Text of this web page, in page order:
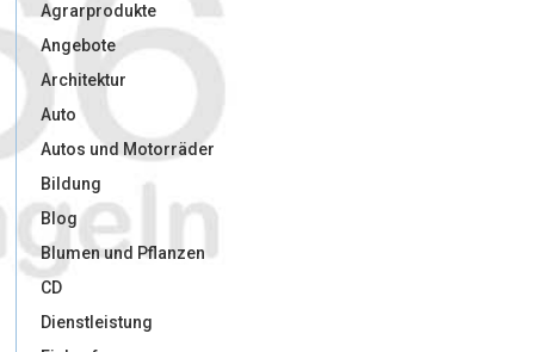
Agrarprodukte
Angebote
Architektur
Auto
Autos und Motorräder
Bildung
Blog
Blumen und Pflanzen
CD
Dienstleistung